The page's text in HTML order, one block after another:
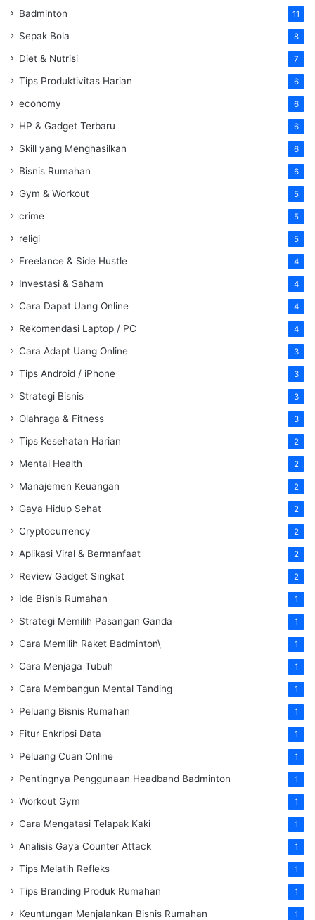
Badminton 11
Sepak Bola 8
Diet & Nutrisi 7
Tips Produktivitas Harian 6
economy 6
HP & Gadget Terbaru 6
Skill yang Menghasilkan 6
Bisnis Rumahan 6
Gym & Workout 5
crime 5
religi 5
Freelance & Side Hustle 4
Investasi & Saham 4
Cara Dapat Uang Online 4
Rekomendasi Laptop / PC 4
Cara Adapt Uang Online 3
Tips Android / iPhone 3
Strategi Bisnis 3
Olahraga & Fitness 3
Tips Kesehatan Harian 2
Mental Health 2
Manajemen Keuangan 2
Gaya Hidup Sehat 2
Cryptocurrency 2
Aplikasi Viral & Bermanfaat 2
Review Gadget Singkat 2
Ide Bisnis Rumahan 1
Strategi Memilih Pasangan Ganda 1
Cara Memilih Raket Badminton\ 1
Cara Menjaga Tubuh 1
Cara Membangun Mental Tanding 1
Peluang Bisnis Rumahan 1
Fitur Enkripsi Data 1
Peluang Cuan Online 1
Pentingnya Penggunaan Headband Badminton 1
Workout Gym 1
Cara Mengatasi Telapak Kaki 1
Analisis Gaya Counter Attack 1
Tips Melatih Refleks 1
Tips Branding Produk Rumahan 1
Keuntungan Menjalankan Bisnis Rumahan 1